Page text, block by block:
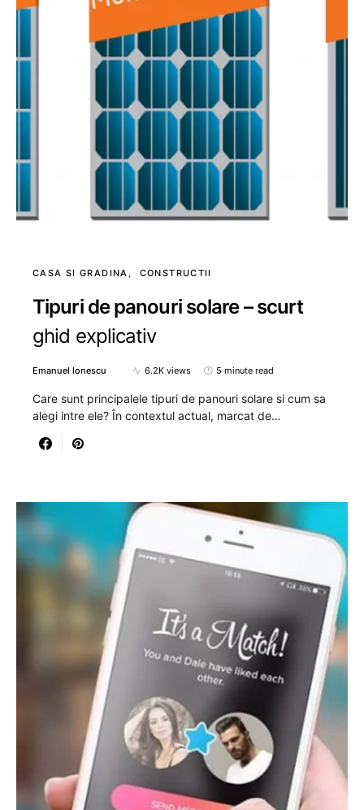
CASA SI GRADINA CONSTRUCTII
Tipuri de panouri solare – scurt
ghid explicativ
Emanuel Ionescu 6.2K views 5 minute read
Care sunt principalele tipuri de panouri solare si cum sa
alegi intre ele? În contextul actual, marcat de…